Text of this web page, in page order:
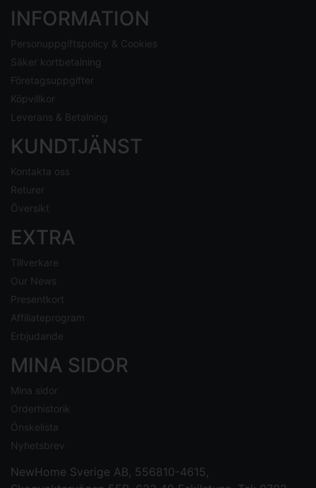
INFORMATION
Personuppgiftspolicy & Cookies
Säker kortbetalning
Företagsuppgifter
Köpvillkor
Leverans & Betalning
KUNDTJÄNST
Kontakta oss
Returer
Översikt
EXTRA
Tillverkare
Our News
Presentkort
Affiliateprogram
Erbjudande
MINA SIDOR
Mina sidor
Orderhistorik
Önskelista
Nyhetsbrev
NewHome Sverige AB, 556810-4615,